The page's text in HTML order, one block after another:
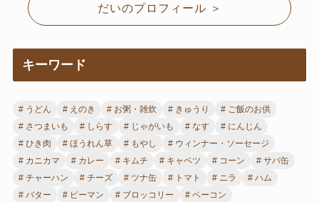
だいのプロフィール ＞
キーワード
うどん えのき お粥・雑炊 きゅうり
ご飯のお供
さつまいも
しらす じゃがいも なす
にんじん
ひき肉
ほうれん草 もやし
ウィンナー・ソーセージ
カニカマ
カレー キムチ キャベツ コーン
サバ缶
チャーハン
チーズ ツナ缶 トマト ニラ
ハム
バター
ピーマン ブロッコリー
ベーコン